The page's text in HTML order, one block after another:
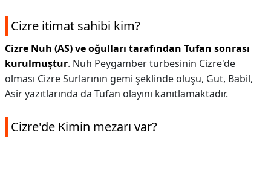
Cizre itimat sahibi kim?
Cizre Nuh (AS) ve oğulları tarafından Tufan sonrası
kurulmuştur. Nuh Peygamber türbesinin Cizre'de
olması Cizre Surlarının gemi şeklinde oluşu, Gut, Babil,
Asir yazıtlarında da Tufan olayını kanıtlamaktadır.
Cizre'de Kimin mezarı var?